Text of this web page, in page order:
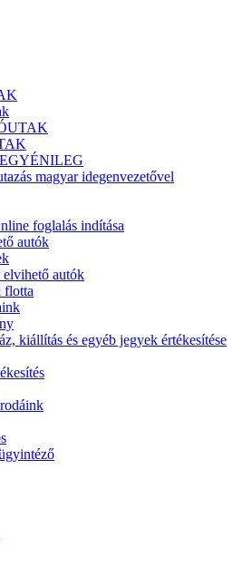
magyar idegenvezetővel
foglalás indítása
autók
elvihető autók
flotta
kiállítás és egyéb jegyek értékesítése